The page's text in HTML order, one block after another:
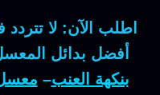
اطلب الآن: لا
أفضل بدائل
بنكهة العنب–